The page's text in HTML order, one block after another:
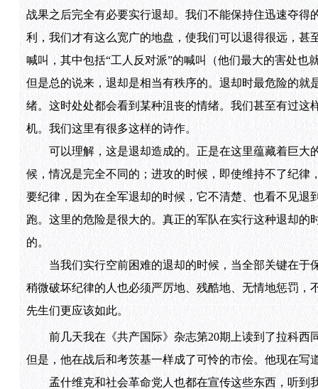
战果之后完全有必要实行退却。我们不能保持住迅速夺
利，我们才有这么宽广的地盘，使我们可以退得很远，
喊叫，其中包括“工人反对派”的喊叫（他们最大的害处
但是总的说来，退却是相当有秩序的。退却时最危险的
绪。这时处处都会看到某种沮丧的情绪。我们甚至有过
机。我们这里有很多这样的诗作。
可以理解，这是退却造成的。正是在这里蕴藏着巨大
候，情况是完全不同的；进攻的时候，即使维持不了纪
要纪律，因为在全军退却的时候，它不清楚、也看不见
跑。这里的危险是很大的。真正的军队在实行这种退却
的。
当我们实行空前困难的退却的时候，当全部关键在于
稍微破坏纪律的人也必须严厉地、残酷地、无情地惩罚
先生们更应该如此。
前几天我在《共产国际》杂志第20期上读到了拉科西
但是，他在战后和考茨基一样成了可怜的市侩。他现在写
孟什维克和社会革命党人也都在宣传这些东西，听到